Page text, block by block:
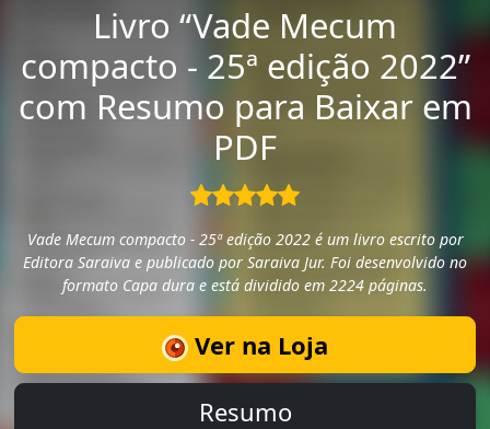
Livro “Vade Mecum
compacto - 25ª edição 2022”
com Resumo para Baixar em
PDF
Vade Mecum compacto - 25ª edição 2022 é um livro escrito por
Editora Saraiva e publicado por Saraiva Jur. Foi desenvolvido no
formato Capa dura e está dividido em 2224 páginas.
Ver na Loja
Resumo